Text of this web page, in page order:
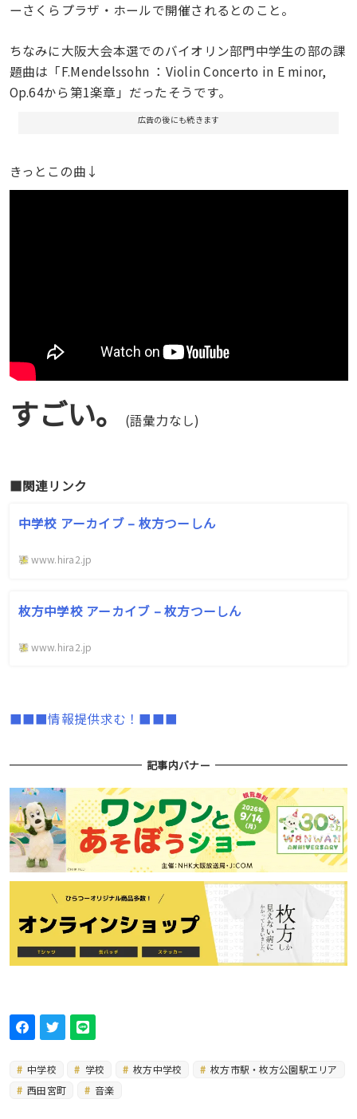
ーさくらプラザ・ホールで開催されるとのこと。
ちなみに大阪大会本選でのバイオリン部門中学生の部の課
題曲は「F.Mendelssohn ：Violin Concerto in E minor,
Op.64から第1楽章」だったそうです。
広告の後にも続きます
きっとこの曲↓
すごい。 (語彙力なし)
■関連リンク
中学校 アーカイブ – 枚方つーしん
www.hira2.jp
枚方中学校 アーカイブ – 枚方つーしん
www.hira2.jp
■■■情報提供求む！■■■
記事内バナー
中学校 学校 枚方中学校
枚方市駅・枚方公園駅エリア
西田宮町
音楽